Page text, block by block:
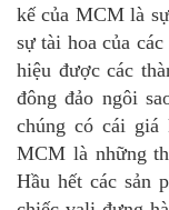
kế của MCM là
sự tài hoa của
hiệu được các
đông đảo ngôi
chúng có cái giá
MCM là những
Hầu hết các sản